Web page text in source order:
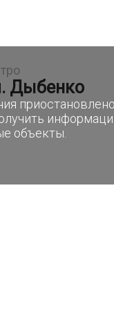
приостановлено
объекты.
Дыбенко